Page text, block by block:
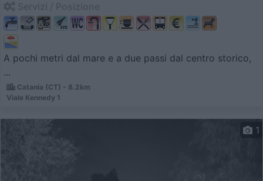
A pochi metri dal mare e a due passi dal centro storico,
...
Catania (CT) - 8.2km
Viale Kennedy 1
1